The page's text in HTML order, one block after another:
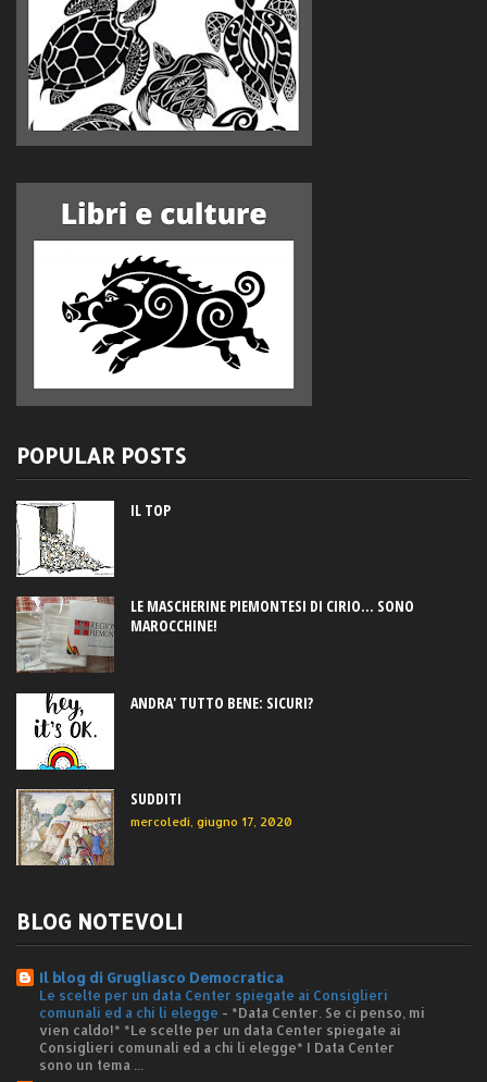
POPULAR POSTS
IL TOP
LE MASCHERINE PIEMONTESI DI CIRIO... SONO
MAROCCHINE!
ANDRA' TUTTO BENE: SICURI?
SUDDITI
mercoledì, giugno 17, 2020
BLOG NOTEVOLI
Il blog di Grugliasco Democratica
Le scelte per un data Center spiegate ai Consiglieri
comunali ed a chi li elegge - *Data Center. Se ci penso, mi
vien caldo!* *Le scelte per un data Center spiegate ai
Consiglieri comunali ed a chi li elegge* I Data Center
sono un tema ...